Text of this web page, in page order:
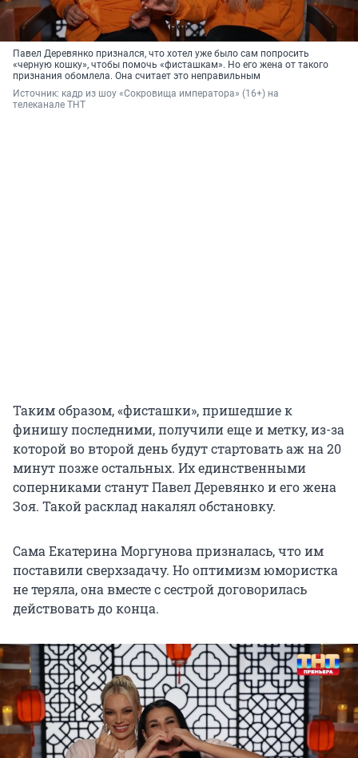
Павел Деревянко признался, что хотел уже было сам попросить
«черную кошку», чтобы помочь «фисташкам». Но его жена от такого
признания обомлела. Она считает это неправильным
Источник: кадр из шоу «Сокровища императора» (16+) на
телеканале ТНТ
Таким образом, «фисташки», пришедшие к
финишу последними, получили еще и метку, из-за
которой во второй день будут стартовать аж на 20
минут позже остальных. Их единственными
соперниками станут Павел Деревянко и его жена
Зоя. Такой расклад накалял обстановку.
Сама Екатерина Моргунова призналась, что им
поставили сверхзадачу. Но оптимизм юмористка
не теряла, она вместе с сестрой договорилась
действовать до конца.